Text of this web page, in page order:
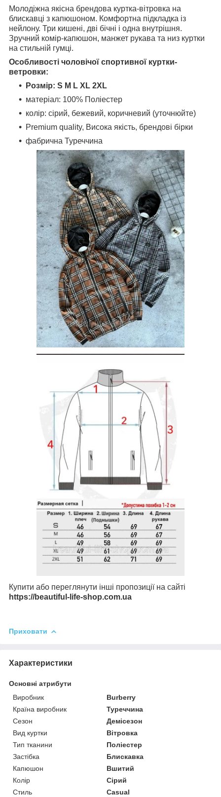
Молодіжна якісна брендова куртка-вітровка на
блискавці з капюшоном. Комфортна підкладка із
нейлону. Три кишені, дві бічні і одна внутрішня.
Зручний комір-капюшон, манжет рукава та низ куртки
на стильній гумці.
Особливості чоловічої спортивної куртки-
ветровки:
Розмір: S М L ХL 2ХL
матеріал: 100% Поліестер
колір: сірий, бежевий, коричневий (уточнюйте)
Premium quality, Висока якість, брендові бірки
фабрична Туреччина
Купити або переглянути інші пропозиції на сайті
https://beautiful-life-shop.com.ua
Приховати
Характеристики
Основні атрибути
Виробник
Burberry
Країна виробник
Туреччина
Сезон
Демісезон
Вид куртки
Вітровка
Тип тканини
Поліестер
Застібка
Блискавка
Капюшон
Вшитий
Колір
Сірий
Стиль
Casual